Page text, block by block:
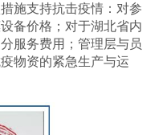
施支持抗击疫情：对参
备价格；对于湖北省内
服务费用；管理层与员
物资的紧急生产与运